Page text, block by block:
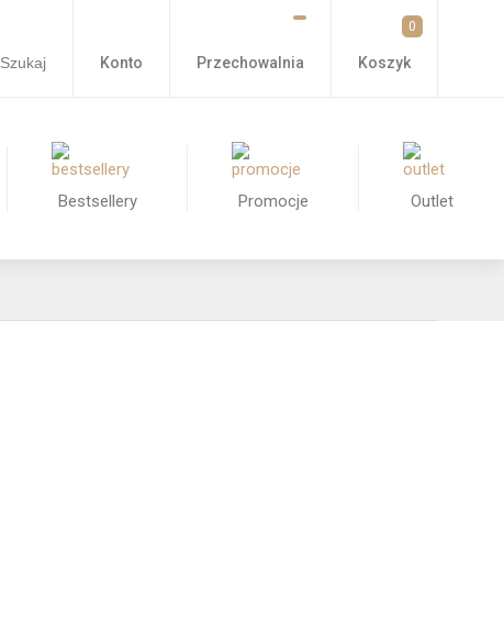
Szukaj Konto Przechowalnia
0
Koszyk
Bestsellery Promocje Outlet